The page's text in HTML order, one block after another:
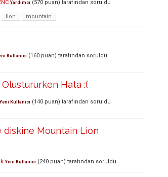
Yardımcı (570 puan) tarafından soruldu
lion mountain
Kullanıcı (160 puan) tarafından soruldu
Hata :(
Yeni Kullanıcı (140 puan) tarafından soruldu
diskine Mountain Lion
Yeni Kullanıcı (240 puan) tarafından soruldu